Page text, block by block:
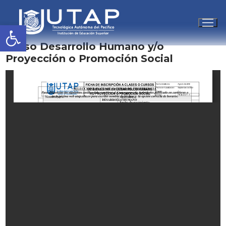
Abrir barra de herramientas
al
contenido
Curso Desarrollo Humano y/o
Proyección o Promoción Social